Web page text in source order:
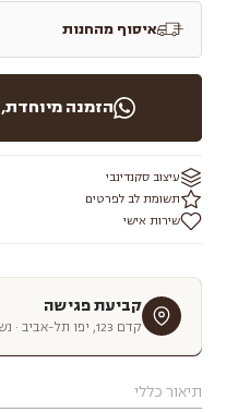
איסוף מהחנות
הזמנה
עיצוב סקנדינבי
תשומת לב לפרטים
שירות אישי
תיאור כללי
קביעת פגישה
קדם 123, יפו תל-אביב · נשמח לארח אתכם